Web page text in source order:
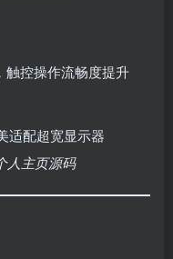
触控操作流畅度提升
适配超宽显示器
人主页源码